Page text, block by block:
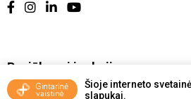
Šioje interneto
slapukai.
Pasiūlymai ir akcijos